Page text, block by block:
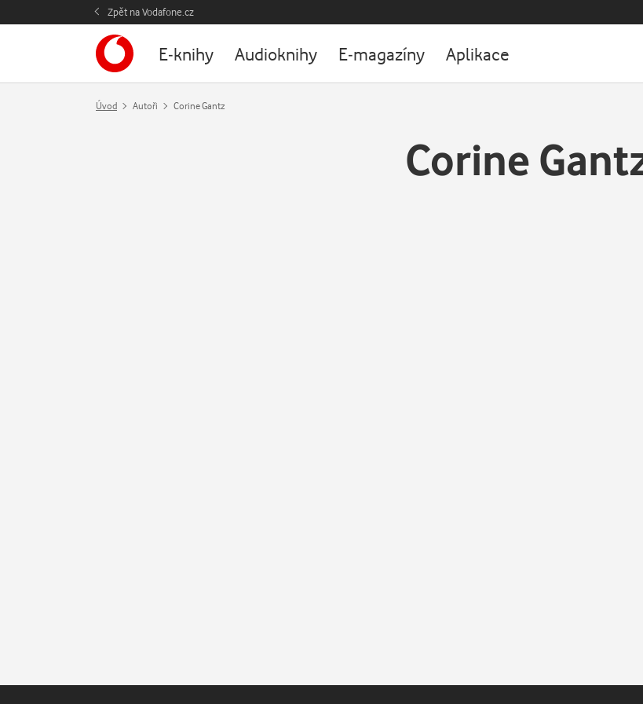
Zpět na Vodafone.cz
E-knihy Audioknihy E-magazíny Aplikace
Úvod Autoři Corine Gantz
Corine